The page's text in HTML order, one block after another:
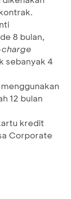
8 bulan,
charge
sebanyak 4
12 bulan
kredit
Corporate